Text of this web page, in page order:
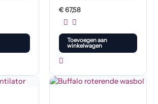
€67,58
Toevoegen aan
winkelwagen